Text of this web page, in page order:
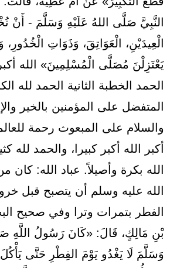
النَّبِيَّ صَلَّى اللهُ عَلَيْهِ وَسَلَّمَ - أَنْ
الْعِيدَيْنِ، ‌الْعَوَاتِقَ، وَذَوَاتِ
يَعْتَزِلْنَ مُصَلَّى الْمُسْلِمِينَ» الله أكبر
الحمد الخطبة الثانية الحمد لله
المتفضل على المؤمنين بالخير
والسلام على المبعوث رحمة
أكبر الله أكبر كبيرا، والحمد لله
الله بكرة وأصيلاً. عباد الله:
الله عليه وسلم أن يتصبح قبل
الفطر بتمرات وترا وفي صحيح
بْنِ مَالِكٍ، قَالَ: «كَانَ رَسُولُ اللَّهِ
وَسَلَّمَ ‌لَا ‌يَغْدُو ‌يَوْمَ ‌الفِطْرِ حَتَّى